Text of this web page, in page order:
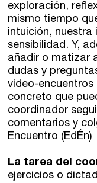
Palma
Las Palmas
Nuestro equipo
Coordinadores
Comunidad
Club de
Concursos
Editorial
exploración,
mismo tiempo
intuición, nuestra
sensibilidad. Y,
añadir o matizar
dudas y
video-
concreto que
coordinador
comentarios y
Encuentro (EdÉn)
La tarea del
ejercicios o